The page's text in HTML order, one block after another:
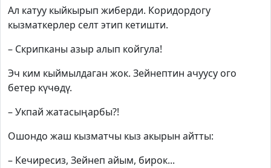
Ал катуу кыйкырып жиберди. Коридордогу
кызматкерлер селт этип кетишти.
– Скрипканы азыр алып койгула!
Эч ким кыймылдаган жок. Зейнептин ачуусу ого
бетер күчөдү.
– Укпай жатасыңарбы?!
Ошондо жаш кызматчы кыз акырын айтты:
– Кечиресиз, Зейнеп айым, бирок...